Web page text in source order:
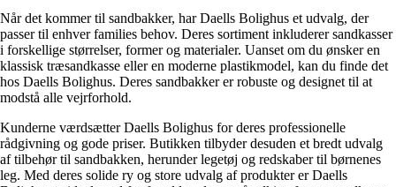
Når det kommer til sandbakker, har Daells Bolighus et udvalg, der
passer til enhver families behov. Deres sortiment inkluderer sandkasser
i forskellige størrelser, former og materialer. Uanset om du ønsker en
klassisk træsandkasse eller en moderne plastikmodel, kan du finde det
hos Daells Bolighus. Deres sandbakker er robuste og designet til at
modstå alle vejrforhold.
Kunderne værdsætter Daells Bolighus for deres professionelle
rådgivning og gode priser. Butikken tilbyder desuden et bredt udvalg
af tilbehør til sandbakken, herunder legetøj og redskaber til børnenes
leg. Med deres solide ry og store udvalg af produkter er Daells